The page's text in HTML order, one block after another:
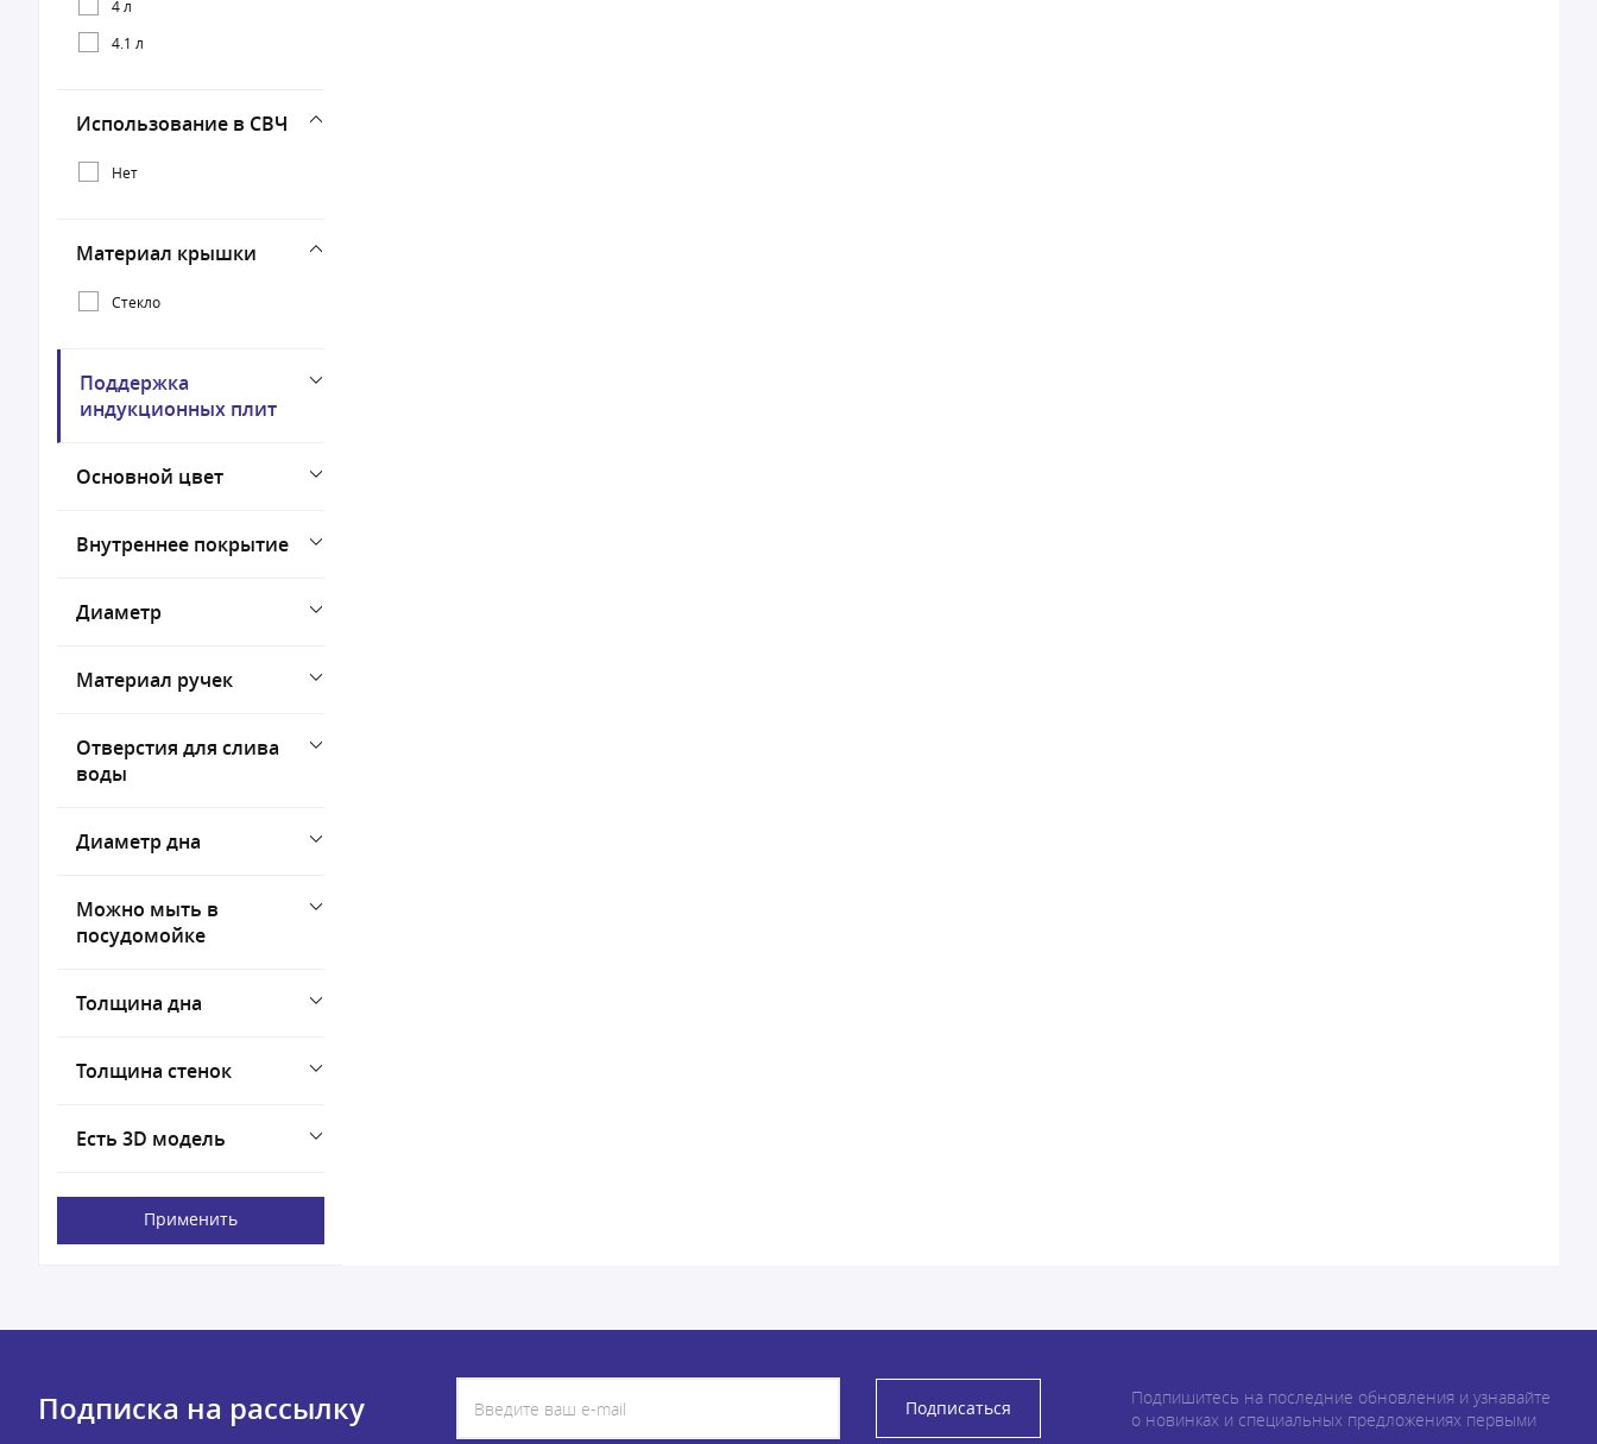
4 л
4.1 л
Использование в СВЧ
Нет
Материал крышки
Стекло
Поддержка
индукционных плит
Основной цвет
Внутреннее покрытие
Диаметр
Материал ручек
Отверстия для слива
воды
Диаметр дна
Можно мыть в
посудомойке
Толщина дна
Толщина стенок
Есть 3D модель
Применить
Подписка на рассылку Подписаться
Подпишитесь на последние обновления и узнавайте
о новинках и специальных предложениях первыми